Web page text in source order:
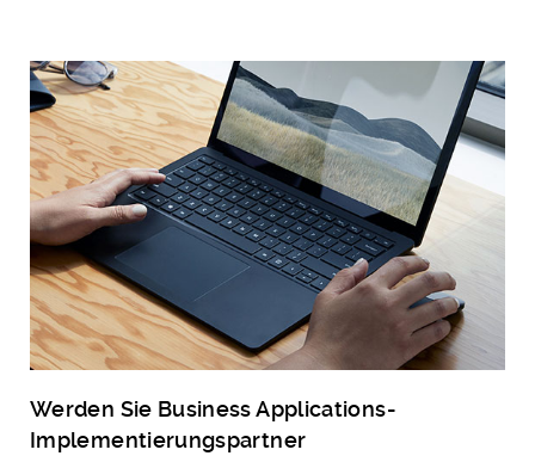
Werden Sie Business Applications-
Implementierungspartner